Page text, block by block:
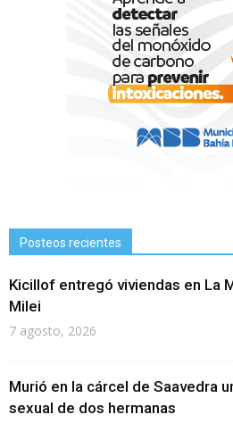
Posteos recientes
Kicillof entregó viviendas en La
Milei
7 agosto, 2026
Murió en la cárcel de Saavedra
sexual de dos hermanas